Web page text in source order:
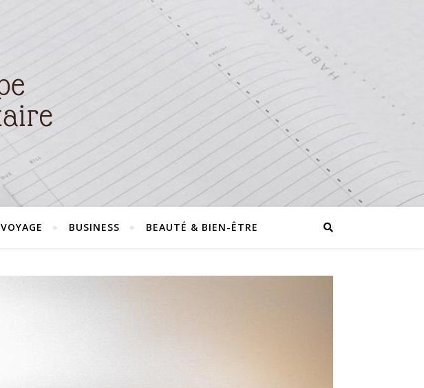
VOYAGE BUSINESS BEAUTÉ & BIEN-ÊTRE